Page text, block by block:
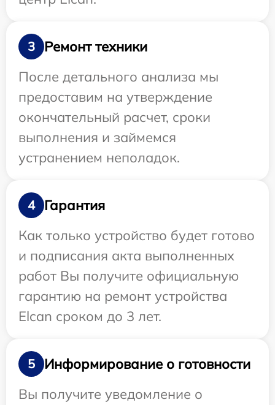
3
Ремонт техники
После детального анализа мы
предоставим на утверждение
окончательный расчет, сроки
выполнения и займемся
устранением неполадок.
4
Гарантия
Как только устройство будет готово
и подписания акта выполненных
работ Вы получите официальную
гарантию на ремонт устройства
Elcan сроком до 3 лет.
5
Информирование о готовности
Вы получите уведомление о